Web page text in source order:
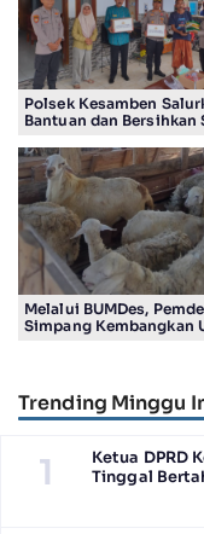
Polsek Kesamben
Bantuan dan Bersihkan
Kakek Sukatin
Melalui BUMDes,
Simpang Kembangkan
Trending Minggu
1
Ketua DPRD
Tinggal